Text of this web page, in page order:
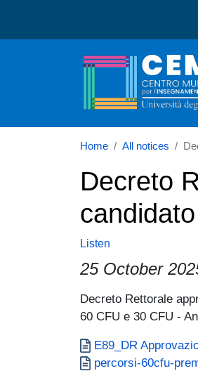
Home All notices
Decreto
Listen
25 October
Paragrafo
Decreto Rettorale
60 CFU e 30 CFU -
Documento
E89_DR
Documento
percorsi-60cfu-